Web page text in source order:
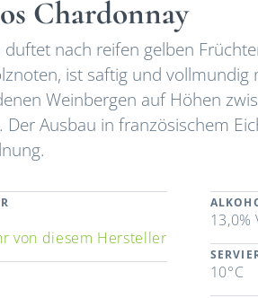
Chardonnay
duftet nach reifen gelben
ist saftig und
Weinbergen auf Höhen
Der Ausbau in französischem
von diesem Hersteller
13,0%
10°C